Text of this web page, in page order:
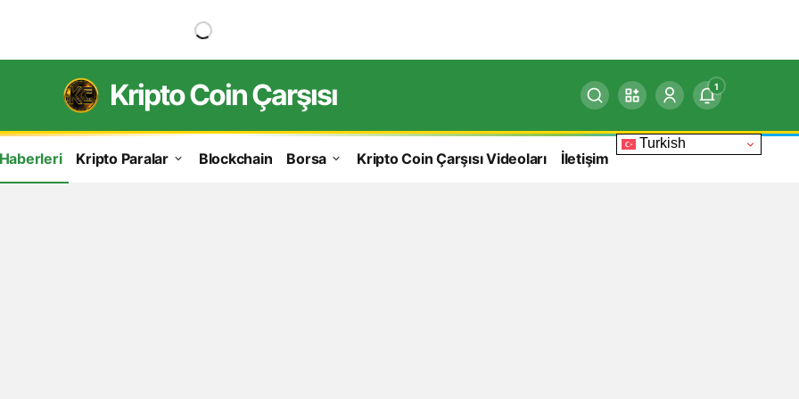
Kripto Coin Çarşısı 1
Kripto Paralar Blockchain Borsa Kripto Coin Çarşısı Videoları İletişim
Turkish